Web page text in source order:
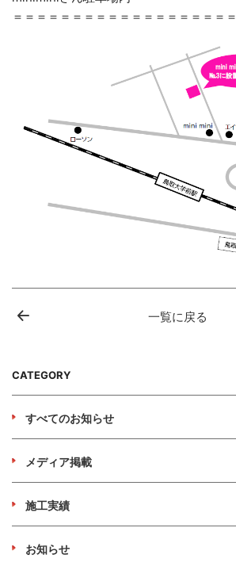
＝＝＝＝＝＝＝＝＝＝＝＝＝＝＝＝＝＝＝
一覧に戻る
CATEGORY
すべてのお知らせ
メディア掲載
施工実績
お知らせ